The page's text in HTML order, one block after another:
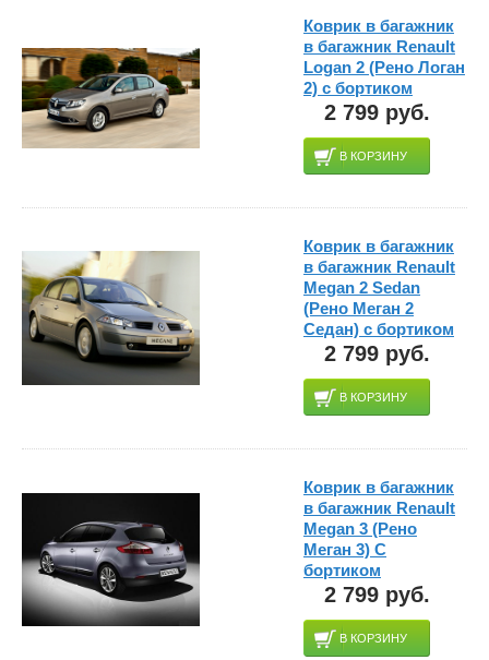
Коврик в багажник
в багажник Renault
Logan 2 (Рено Логан
2) с бортиком
2 799 руб.
В КОРЗИНУ
Коврик в багажник
в багажник Renault
Megan 2 Sedan
(Рено Меган 2
Седан) с бортиком
2 799 руб.
В КОРЗИНУ
Коврик в багажник
в багажник Renault
Megan 3 (Рено
Меган 3) С
бортиком
2 799 руб.
В КОРЗИНУ